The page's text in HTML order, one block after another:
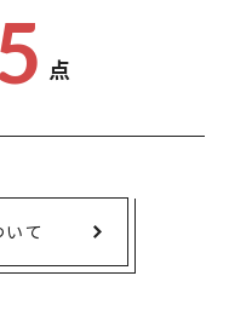
点
て